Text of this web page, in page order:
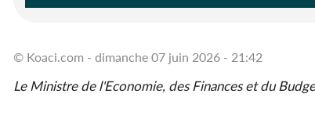
© Koaci.com - dimanche 07 juin 2026 - 21:42
Le Ministre de l'Economie, des Finances et du